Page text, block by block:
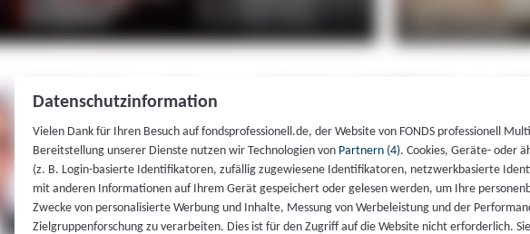
Datenschutzinformation
Vielen Dank für Ihren Besuch auf fondsprofessionell.de, der Website von FONDS professionell
Bereitstellung unserer Dienste nutzen wir Technologien von Partnern (4). Cookies, Geräte- oder
(z. B. Login-basierte Identifikatoren, zufällig zugewiesene Identifikatoren, netzwerkbasierte
mit anderen Informationen auf Ihrem Gerät gespeichert oder gelesen werden, um Ihre
Zwecke von personalisierte Werbung und Inhalte, Messung von Werbeleistung und der
Zielgruppenforschung zu verarbeiten. Dies ist für den Zugriff auf die Website nicht erforderlich.